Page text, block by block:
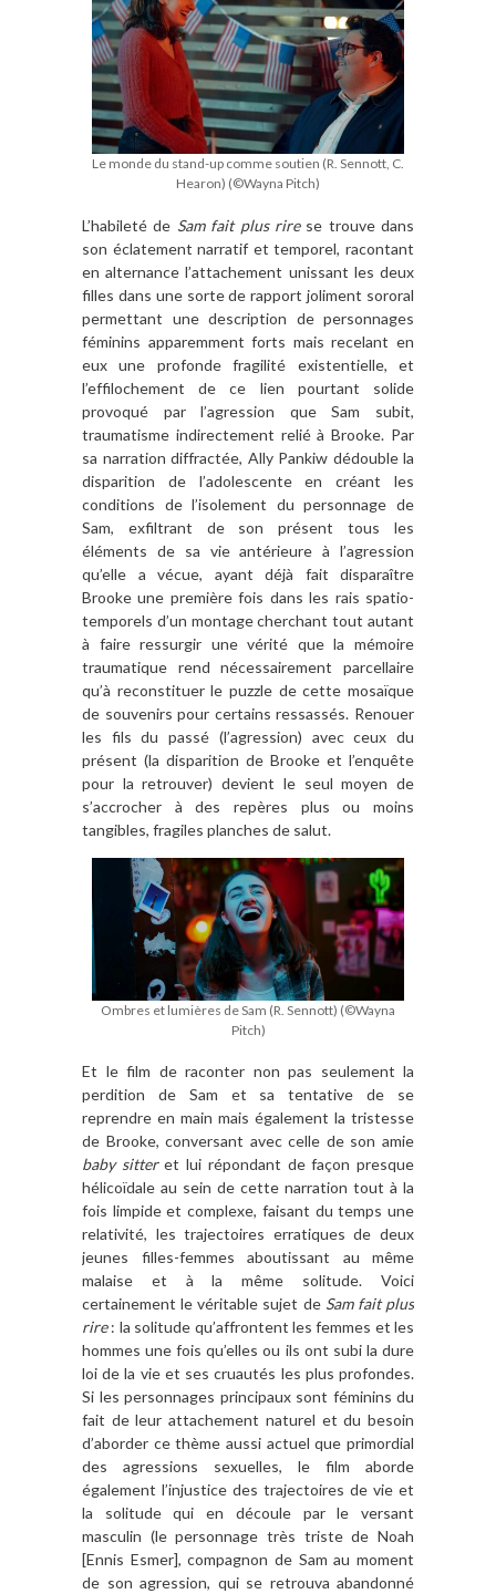
Le monde du stand-up comme soutien (R. Sennott, C.
Hearon) (©Wayna Pitch)
L’habileté de Sam fait plus rirese trouve dans
son éclatement narratif et temporel, racontant
en alternance l’attachement unissant les deux
filles dans une sorte de rapport joliment sororal
permettant une description de personnages
féminins apparemment forts mais recelant en
eux une profonde fragilité existentielle, et
l’effilochement de ce lien pourtant solide
provoqué par l’agression que Sam subit,
traumatisme indirectement relié à Brooke. Par
sa narration diffractée, Ally Pankiw dédouble la
disparition de l’adolescente en créant les
conditions de l’isolement du personnage de
Sam, exfiltrant de son présent tous les
éléments de sa vie antérieure à l’agression
qu’elle a vécue, ayant déjà fait disparaître
Brooke une première fois dans les rais spatio-
temporels d’un montage cherchant tout autant
à faire ressurgir une vérité que la mémoire
traumatique rend nécessairement parcellaire
qu’à reconstituer le puzzle de cette mosaïque
de souvenirs pour certains ressassés. Renouer
les fils du passé (l’agression) avec ceux du
présent (la disparition de Brooke et l’enquête
pour la retrouver) devient le seul moyen de
s’accrocher à des repères plus ou moins
tangibles, fragiles planches de salut.
Ombres et lumières de Sam (R. Sennott) (©Wayna
Pitch)
Et le film de raconter non pas seulement la
perdition de Sam et sa tentative de se
reprendre en main mais également la tristesse
de Brooke, conversant avec celle de son amie
baby sitteret lui répondant de façon presque
hélicoïdale au sein de cette narration tout à la
fois limpide et complexe, faisant du temps une
relativité, les trajectoires erratiques de deux
jeunes filles-femmes aboutissant au même
malaise et à la même solitude. Voici
certainement le véritable sujet de Sam fait plus
rire: la solitude qu’affrontent les femmes et les
hommes une fois qu’elles ou ils ont subi la dure
loi de la vie et ses cruautés les plus profondes.
Si les personnages principaux sont féminins du
fait de leur attachement naturel et du besoin
d’aborder ce thème aussi actuel que primordial
des agressions sexuelles, le film aborde
également l’injustice des trajectoires de vie et
la solitude qui en découle par le versant
masculin (le personnage très triste de Noah
[Ennis Esmer], compagnon de Sam au moment
de son agression, qui se retrouva abandonné